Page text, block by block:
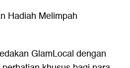
Hadiah Melimpah
GlamLocal dengan